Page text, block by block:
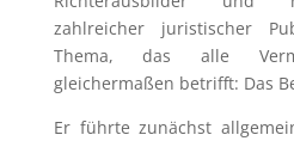
zahlreicher juristischer
Thema, das alle
gleichermaßen betrifft: Das
Er führte zunächst